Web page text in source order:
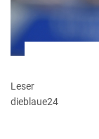
Leser
dieblaue24